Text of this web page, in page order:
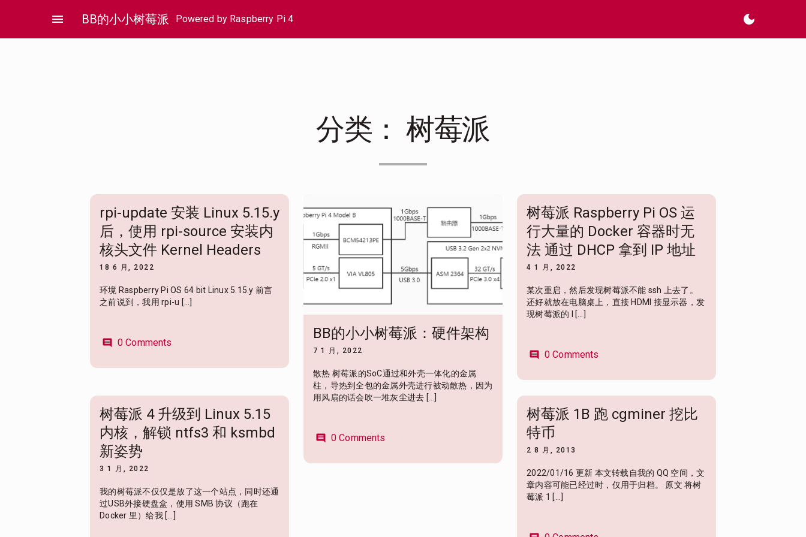
menu BB的小小树莓派 Powered by Raspberry Pi 4 dark_mode
分类：树莓派
rpi-update 安装 Linux 5.15.y
后，使用 rpi-source 安装内
核头文件 Kernel Headers
18 6 月, 2022
环境 Raspberry Pi OS 64 bit Linux 5.15.y 前言
之前说到，我用 rpi-u […]
comment 0 Comments
BB的小小树莓派：硬件架构
7 1 月, 2022
散热 树莓派的SoC通过和外壳一体化的金属
柱，导热到全包的金属外壳进行被动散热，因为
用风扇的话会吹一堆灰尘进去 […]
comment 0 Comments
树莓派 Raspberry Pi OS 运
行大量的 Docker 容器时无
法 通过 DHCP 拿到 IP 地址
4 1 月, 2022
某次重启，然后发现树莓派不能 ssh 上去了。
还好就放在电脑桌上，直接 HDMI 接显示器，发
现树莓派的 I […]
comment 0 Comments
树莓派 4 升级到 Linux 5.15
内核，解锁 ntfs3 和 ksmbd
新姿势
3 1 月, 2022
我的树莓派不仅仅是放了这一个站点，同时还通
过USB外接硬盘盒，使用 SMB 协议（跑在
Docker 里）给我 […]
树莓派 1B 跑 cgminer 挖比
特币
2 8 月, 2013
2022/01/16 更新 本文转载自我的 QQ 空间，文
章内容可能已经过时，仅用于归档。 原文 将树
莓派 1 […]